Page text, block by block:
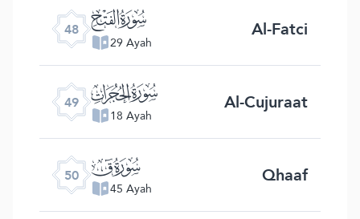
48 ﯝ
29 Ayah Al-Fatci
49 ﯞ
18 Ayah Al-Cujuraat
50 ﯟ
45 Ayah Qhaaf